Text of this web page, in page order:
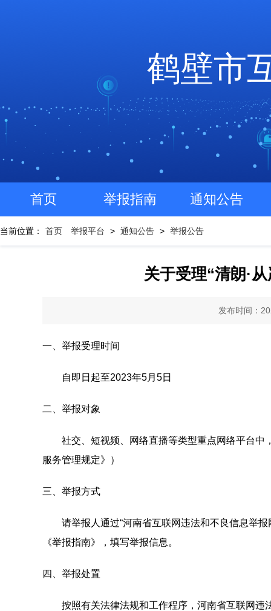
鹤壁市
首页 举报指南 通知公告
当前位置： 首页 举报平台 > 通知公告 > 举报公告
关于受理“清朗·
发布时间：
一、举报受理时间
自即日起至2023年5月5日
二、举报对象
社交、短视频、网络直播等类型重点网络平台中
服务管理规定》）
三、举报方式
请举报人通过“河南省互联网违法和不良信息举报
《举报指南》，填写举报信息。
四、举报处置
按照有关法律法规和工作程序，河南省互联网违